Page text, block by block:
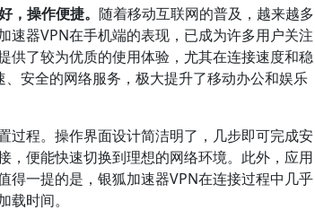
操作便捷。 随着移动互联网的普及，越来越多
速器VPN在手机端的表现，已成为许多用户关注
供了较为优质的使用体验，尤其在连接速度和稳
安全的网络服务，极大提升了移动办公和娱乐
过程。操作界面设计简洁明了，几步即可完成安
，便能快速切换到理想的网络环境。此外，应用
得一提的是，银狐加速器VPN在连接过程中几乎
时间。